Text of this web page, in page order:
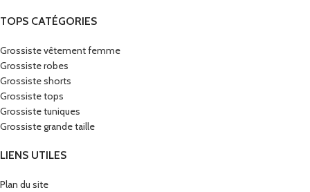
TOPS CATÉGORIES
Grossiste vêtement femme
Grossiste robes
Grossiste shorts
Grossiste tops
Grossiste tuniques
Grossiste grande taille
LIENS UTILES
Plan du site